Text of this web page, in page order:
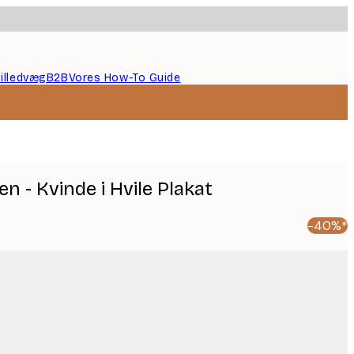
B2BVores How-To Guide
- Kvinde i Hvile Plakat
-40%*